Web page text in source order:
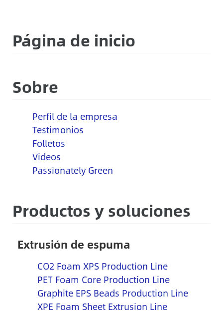
Página de inicio
Sobre
Perfil de la empresa
Testimonios
Folletos
Videos
Passionately Green
Productos y soluciones
Extrusión de espuma
CO2 Foam XPS Production Line
PET Foam Core Production Line
Graphite EPS Beads Production Line
XPE Foam Sheet Extrusion Line